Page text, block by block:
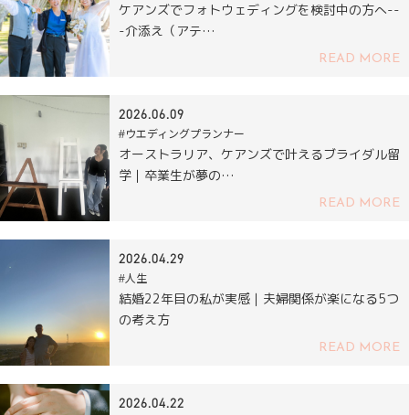
ケアンズでフォトウェディングを検討中の方へ--
-介添え（アテ…
READ MORE
2026.06.09
#ウエディングプランナー
オーストラリア、ケアンズで叶えるブライダル留
学｜卒業生が夢の…
READ MORE
2026.04.29
#人生
結婚22年目の私が実感｜夫婦関係が楽になる5つ
の考え方
READ MORE
2026.04.22